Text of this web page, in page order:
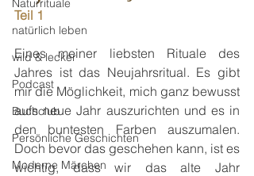
Naturrituale
natürlich leben
wild & lecker
Podcast
Buchclub
Persönliche Geschichten
Moderne Märchen
Teil 1
Eines meiner liebsten Rituale des
Jahres ist das Neujahrsritual. Es gibt
mir die Möglichkeit, mich ganz bewusst
aufs neue Jahr auszurichten und es in
den buntesten Farben auszumalen.
Doch bevor das geschehen kann, ist es
wichtig, dass wir das alte Jahr